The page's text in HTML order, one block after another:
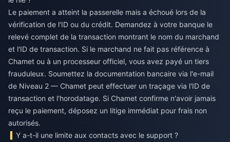
Le paiement a atteint la passerelle mais a échoué lors de la
vérification de l'ID ou du crédit. Demandez à votre banque le
relevé complet de la transaction montrant le nom du marchand
et l'ID de transaction. Si le marchand ne fait pas référence à
Chamet ou à un processeur officiel, vous avez payé un tiers
frauduleux. Soumettez la documentation bancaire via l'e-mail
de Niveau 2 — Chamet peut effectuer un traçage via l'ID de
transaction et l'horodatage. Si Chamet confirme n'avoir jamais
reçu le paiement, déposez un litige immédiat pour frais non
autorisés.
Y a-t-il une limite aux contacts avec le support ?